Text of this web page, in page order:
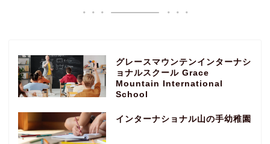
グレースマウンテンインターナシ
ョナルスクール Grace
Mountain International
School
インターナショナル山の手幼稚園